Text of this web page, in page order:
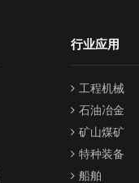
行业应用
工程机械
石油冶金
矿山煤矿
特种装备
船舶